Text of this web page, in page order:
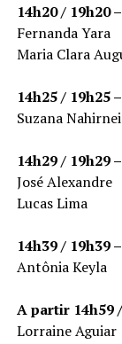
14h20 / 19h20
Fernanda Yara
Maria Clara
14h25 / 19h25
Suzana Nahirnei
14h29 / 19h29
José Alexandre
Lucas Lima
14h39 / 19h39
Antônia Keyla
A partir 14h59
Lorraine Aguiar